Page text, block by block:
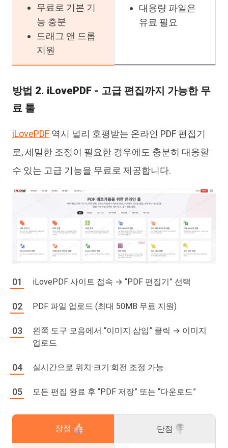
무료로 기본 기
능 충분
드래그 앤 드롭
지원
대용량 파일은
유료 필요
방법 2. iLovePDF - 고급 편집까지 가능한 무
료 툴
iLovePDF 역시 널리 호평받는 온라인 PDF 편집기
로, 세밀한 조정이 필요한 경우에도 충분히 대응할
수 있는 고급 기능을 무료로 제공합니다.
iLovePDF 사이트 접속 → “PDF 편집기” 선택
PDF 파일 업로드 (최대 50MB 무료 지원)
왼쪽 도구 모음에서 “이미지 삽입” 클릭 → 이미지
업로드
실시간으로 위치·크기·회전 조정 가능
모든 편집 완료 후 “PDF 저장” 또는 “다운로드”
장점 단점